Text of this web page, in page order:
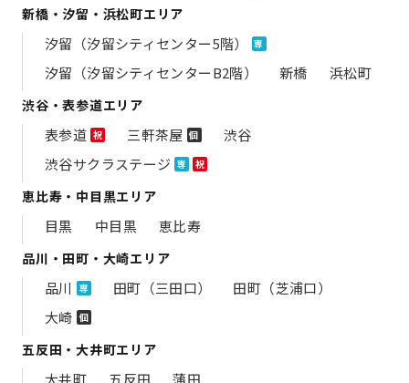
新橋・汐留・浜松町エリア
汐留（汐留シティセンター5階） 専
汐留（汐留シティセンターB2階） 新橋 浜松町
渋谷・表参道エリア
表参道 祝 三軒茶屋 個
渋谷
渋谷サクラステージ 専 祝
恵比寿・中目黒エリア
目黒 中目黒 恵比寿
品川・田町・大崎エリア
品川 専 田町（三田口）
田町（芝浦口）
大崎 個
五反田・大井町エリア
大井町 五反田 蒲田